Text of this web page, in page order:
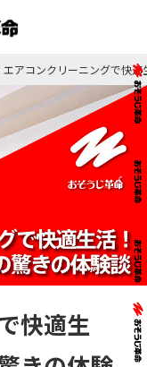
エアコンクリーニングで快
快適生